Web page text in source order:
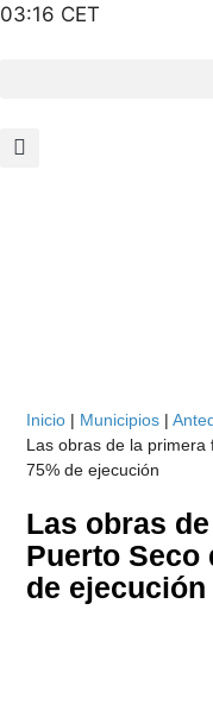
03:16 CET
Inicio | Municipios |
Las obras de la primera
75% de ejecución
Las obras
Puerto Seco
de ejecución